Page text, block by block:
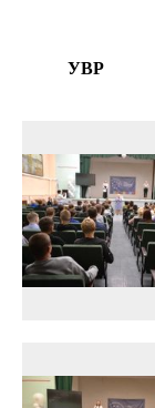
УВР